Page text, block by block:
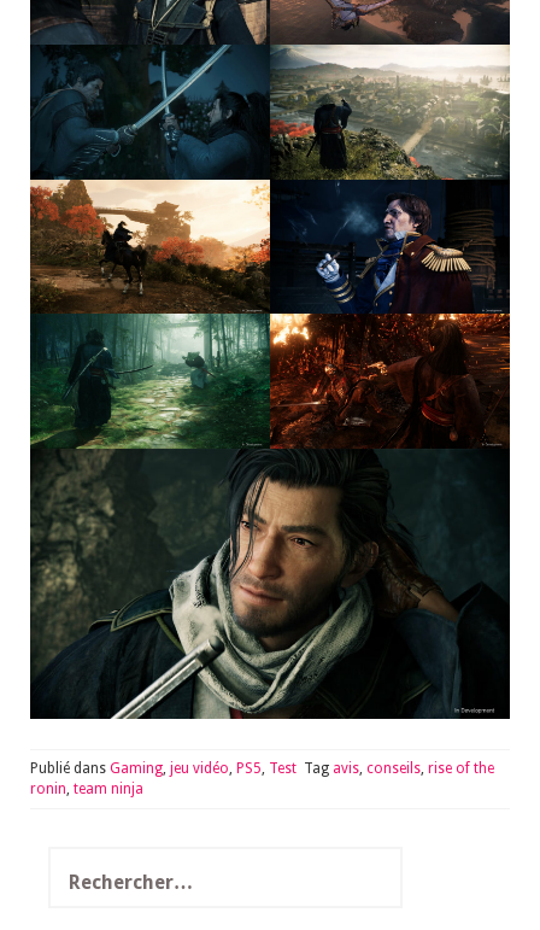
Publié dans Gaming, jeu vidéo, PS5, Test Tag avis, conseils, rise of the
ronin, team ninja